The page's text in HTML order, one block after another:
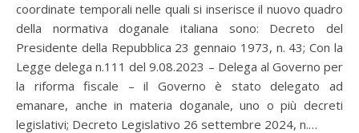
coordinate temporali nelle quali si inserisce il nuovo quadro
della normativa doganale italiana sono: Decreto del
Presidente della Repubblica 23 gennaio 1973, n. 43; Con la
Legge delega n.111 del 9.08.2023 – Delega al Governo per
la riforma fiscale – il Governo è stato delegato ad
emanare, anche in materia doganale, uno o più decreti
legislativi; Decreto Legislativo 26 settembre 2024, n.…